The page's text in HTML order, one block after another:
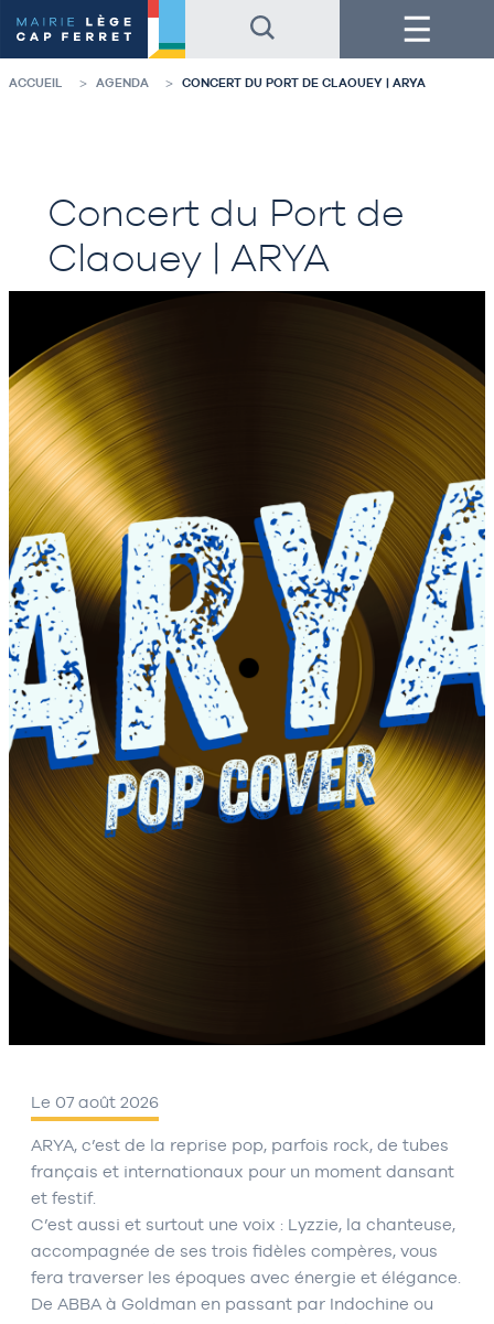
au
contenu
de
la
au
pied
de
page
Menu
ACCUEIL AGENDA CONCERT DU PORT DE CLAOUEY | ARYA
Concert du Port de
Claouey | ARYA
Le 07 août 2026
ARYA, c’est de la reprise pop, parfois rock, de tubes
français et internationaux pour un moment dansant
et festif.
C’est aussi et surtout une voix : Lyzzie, la chanteuse,
accompagnée de ses trois fidèles compères, vous
fera traverser les époques avec énergie et élégance.
De ABBA à Goldman en passant par Indochine ou